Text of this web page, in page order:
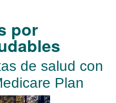
por
de salud con
Plan